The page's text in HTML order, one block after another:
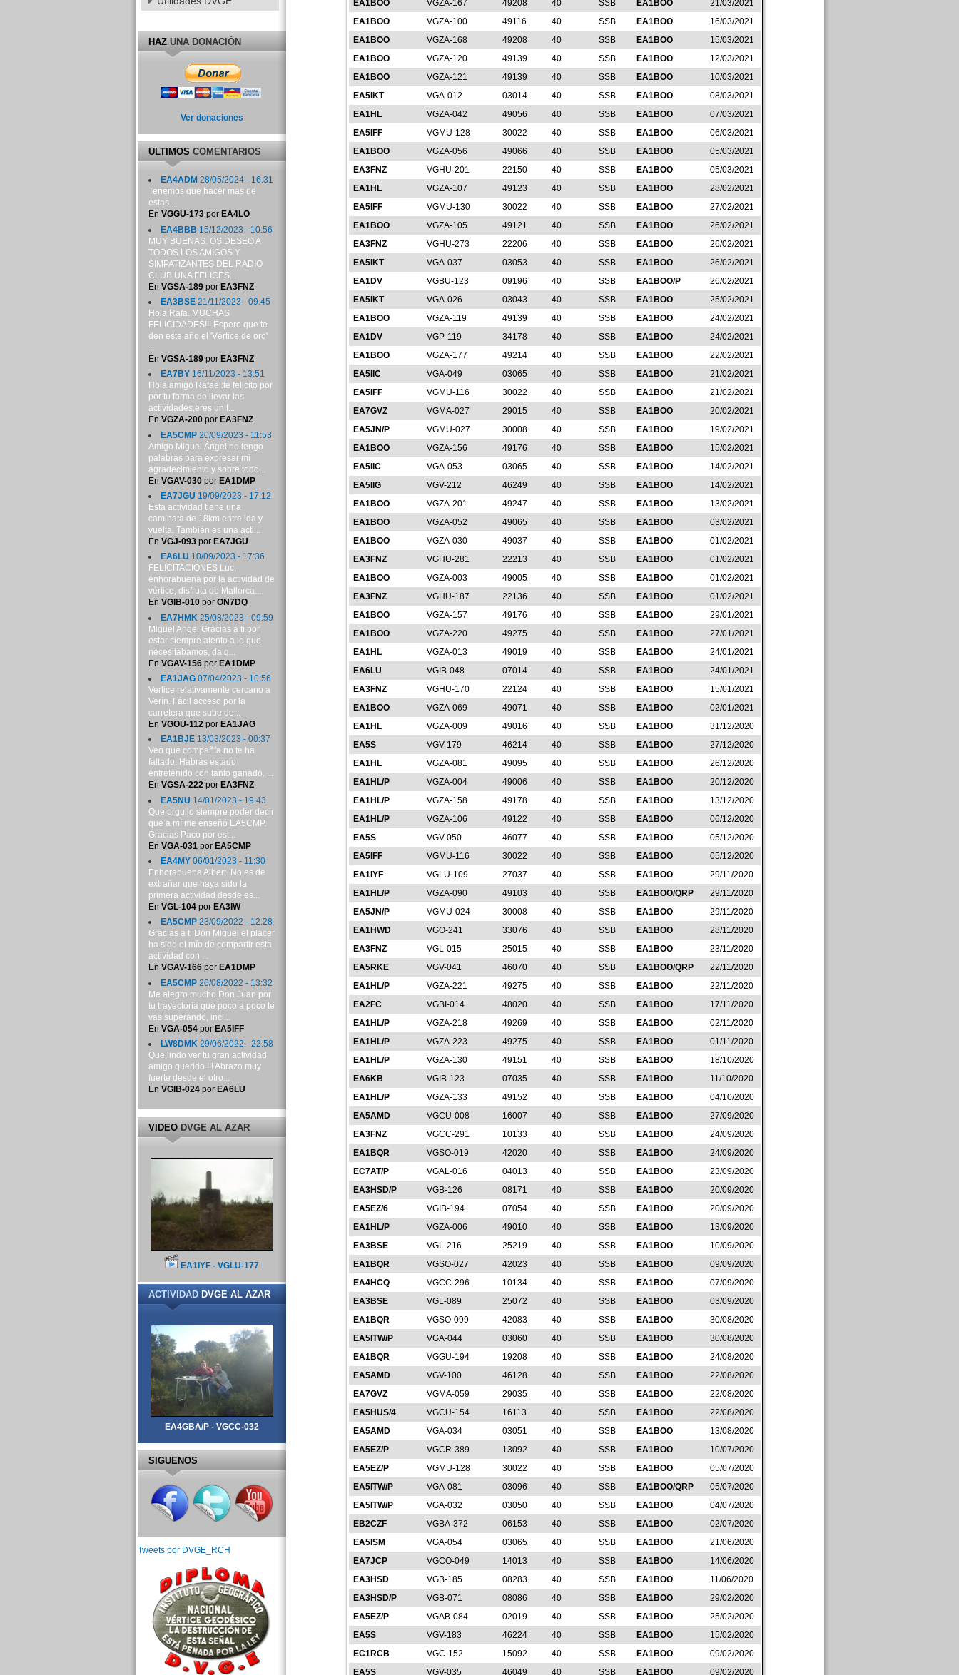
EA1BOO
VGZA-167 49208 40 SSB EA1BOO
21/03/2021
EA1BOO
VGZA-100 49116 40 SSB EA1BOO
16/03/2021
EA1BOO
VGZA-168 49208 40 SSB EA1BOO
15/03/2021
EA1BOO
VGZA-120 49139 40 SSB EA1BOO
12/03/2021
EA1BOO
VGZA-121 49139 40 SSB EA1BOO
10/03/2021
EA5IKT
VGA-012 03014 40 SSB EA1BOO
08/03/2021
EA1HL
VGZA-042 49056 40 SSB EA1BOO
07/03/2021
EA5IFF
VGMU-128 30022 40 SSB EA1BOO
06/03/2021
EA1BOO
VGZA-056 49066 40 SSB EA1BOO
05/03/2021
EA3FNZ
VGHU-201 22150 40 SSB EA1BOO
05/03/2021
EA1HL
VGZA-107 49123 40 SSB EA1BOO
28/02/2021
EA5IFF
VGMU-130 30022 40 SSB EA1BOO
27/02/2021
EA1BOO
VGZA-105 49121 40 SSB EA1BOO
26/02/2021
EA3FNZ
VGHU-273 22206 40 SSB EA1BOO
26/02/2021
EA5IKT
VGA-037 03053 40 SSB EA1BOO
26/02/2021
EA1DV
VGBU-123 09196 40 SSB EA1BOO/P
26/02/2021
EA5IKT
VGA-026 03043 40 SSB EA1BOO
25/02/2021
EA1BOO
VGZA-119 49139 40 SSB EA1BOO
24/02/2021
EA1DV
VGP-119 34178 40 SSB EA1BOO
24/02/2021
EA1BOO
VGZA-177 49214 40 SSB EA1BOO
22/02/2021
EA5IIC
VGA-049 03065 40 SSB EA1BOO
21/02/2021
EA5IFF
VGMU-116 30022 40 SSB EA1BOO
21/02/2021
EA7GVZ
VGMA-027 29015 40 SSB EA1BOO
20/02/2021
EA5JN/P
VGMU-027 30008 40 SSB EA1BOO
19/02/2021
EA1BOO
VGZA-156 49176 40 SSB EA1BOO
15/02/2021
EA5IIC
VGA-053 03065 40 SSB EA1BOO
14/02/2021
EA5IIG
VGV-212 46249 40 SSB EA1BOO
14/02/2021
EA1BOO
VGZA-201 49247 40 SSB EA1BOO
13/02/2021
EA1BOO
VGZA-052 49065 40 SSB EA1BOO
03/02/2021
EA1BOO
VGZA-030 49037 40 SSB EA1BOO
01/02/2021
EA3FNZ
VGHU-281 22213 40 SSB EA1BOO
01/02/2021
EA1BOO
VGZA-003 49005 40 SSB EA1BOO
01/02/2021
EA3FNZ
VGHU-187 22136 40 SSB EA1BOO
01/02/2021
EA1BOO
VGZA-157 49176 40 SSB EA1BOO
29/01/2021
EA1BOO
VGZA-220 49275 40 SSB EA1BOO
27/01/2021
EA1HL
VGZA-013 49019 40 SSB EA1BOO
24/01/2021
EA6LU
VGIB-048 07014 40 SSB EA1BOO
24/01/2021
EA3FNZ
VGHU-170 22124 40 SSB EA1BOO
15/01/2021
EA1BOO
VGZA-069 49071 40 SSB EA1BOO
02/01/2021
EA1HL
VGZA-009 49016 40 SSB EA1BOO
31/12/2020
EA5S
VGV-179 46214 40 SSB EA1BOO
27/12/2020
EA1HL
VGZA-081 49095 40 SSB EA1BOO
26/12/2020
EA1HL/P
VGZA-004 49006 40 SSB EA1BOO
20/12/2020
EA1HL/P
VGZA-158 49178 40 SSB EA1BOO
13/12/2020
EA1HL/P
VGZA-106 49122 40 SSB EA1BOO
06/12/2020
EA5S
VGV-050 46077 40 SSB EA1BOO
05/12/2020
EA5IFF
VGMU-116 30022 40 SSB EA1BOO
05/12/2020
EA1IYF
VGLU-109 27037 40 SSB EA1BOO
29/11/2020
EA1HL/P
VGZA-090 49103 40 SSB EA1BOO/QRP
29/11/2020
EA5JN/P
VGMU-024 30008 40 SSB EA1BOO
29/11/2020
EA1HWD
VGO-241 33076 40 SSB EA1BOO
28/11/2020
EA3FNZ
VGL-015 25015 40 SSB EA1BOO
23/11/2020
EA5RKE
VGV-041 46070 40 SSB EA1BOO/QRP
22/11/2020
EA1HL/P
VGZA-221 49275 40 SSB EA1BOO
22/11/2020
EA2FC
VGBI-014 48020 40 SSB EA1BOO
17/11/2020
EA1HL/P
VGZA-218 49269 40 SSB EA1BOO
02/11/2020
EA1HL/P
VGZA-223 49275 40 SSB EA1BOO
01/11/2020
EA1HL/P
VGZA-130 49151 40 SSB EA1BOO
18/10/2020
EA6KB
VGIB-123 07035 40 SSB EA1BOO
11/10/2020
EA1HL/P
VGZA-133 49152 40 SSB EA1BOO
04/10/2020
EA5AMD
VGCU-008 16007 40 SSB EA1BOO
27/09/2020
EA3FNZ
VGCC-291 10133 40 SSB EA1BOO
24/09/2020
EA1BQR
VGSO-019 42020 40 SSB EA1BOO
24/09/2020
EC7AT/P
VGAL-016 04013 40 SSB EA1BOO
23/09/2020
EA3HSD/P
VGB-126 08171 40 SSB EA1BOO
20/09/2020
EA5EZ/6
VGIB-194 07054 40 SSB EA1BOO
20/09/2020
EA1HL/P
VGZA-006 49010 40 SSB EA1BOO
13/09/2020
EA3BSE
VGL-216 25219 40 SSB EA1BOO
10/09/2020
EA1BQR
VGSO-027 42023 40 SSB EA1BOO
09/09/2020
EA4HCQ
VGCC-296 10134 40 SSB EA1BOO
07/09/2020
EA3BSE
VGL-089 25072 40 SSB EA1BOO
03/09/2020
EA1BQR
VGSO-099 42083 40 SSB EA1BOO
30/08/2020
EA5ITW/P
VGA-044 03060 40 SSB EA1BOO
30/08/2020
EA1BQR
VGGU-194 19208 40 SSB EA1BOO
24/08/2020
EA5AMD
VGV-100 46128 40 SSB EA1BOO
22/08/2020
EA7GVZ
VGMA-059 29035 40 SSB EA1BOO
22/08/2020
EA5HUS/4
VGCU-154 16113 40 SSB EA1BOO
22/08/2020
EA5AMD
VGA-034 03051 40 SSB EA1BOO
13/08/2020
EA5EZ/P
VGCR-389 13092 40 SSB EA1BOO
10/07/2020
EA5EZ/P
VGMU-128 30022 40 SSB EA1BOO
05/07/2020
EA5ITW/P
VGA-081 03096 40 SSB EA1BOO/QRP
05/07/2020
EA5ITW/P
VGA-032 03050 40 SSB EA1BOO
04/07/2020
EB2CZF
VGBA-372 06153 40 SSB EA1BOO
02/07/2020
EA5ISM
VGA-054 03065 40 SSB EA1BOO
21/06/2020
EA7JCP
VGCO-049 14013 40 SSB EA1BOO
14/06/2020
EA3HSD
VGB-185 08283 40 SSB EA1BOO
11/06/2020
EA3HSD/P
VGB-071 08086 40 SSB EA1BOO
29/02/2020
EA5EZ/P
VGAB-084 02019 40 SSB EA1BOO
25/02/2020
EA5S
VGV-183 46224 40 SSB EA1BOO
15/02/2020
EC1RCB
VGC-152 15092 40 SSB EA1BOO
09/02/2020
EA5S
VGV-035 46049 40 SSB EA1BOO 09/02/2020
HAZUNA DONACIÓN
Ver donaciones
ULTIMOSCOMENTARIOS
EA4ADM 28/05/2024 - 16:31
Tenemos que hacer mas de
estas....
En VGGU-173por EA4LO
EA4BBB 15/12/2023 - 10:56
MUY BUENAS. OS DESEO A
TODOS LOS AMIGOS Y
SIMPATIZANTES DEL RADIO
CLUB UNA FELICES...
En VGSA-189por EA3FNZ
EA3BSE21/11/2023 - 09:45
Hola Rafa. MUCHAS
FELICIDADES!!! Espero que te
den este año el 'Vértice de oro'
...
En VGSA-189por EA3FNZ
EA7BY16/11/2023 - 13:51
Hola amigo Rafael:te felicito por
por tu forma de llevar las
actividades,eres un f...
En VGZA-200por EA3FNZ
EA5CMP20/09/2023 - 11:53
Amigo Miguel Ángel no tengo
palabras para expresar mi
agradecimiento y sobre todo...
En VGAV-030por EA1DMP
EA7JGU 19/09/2023 - 17:12
Esta actividad tiene una
caminata de 18km entre ida y
vuelta. También es una acti...
En VGJ-093por EA7JGU
EA6LU 10/09/2023 - 17:36
FELICITACIONES Luc,
enhorabuena por la actividad de
vértice, disfruta de Mallorca...
En VGIB-010por ON7DQ
EA7HMK 25/08/2023 - 09:59
Miguel Angel Gracias a ti por
estar siempre atento a lo que
necesitábamos, da g...
En VGAV-156por EA1DMP
EA1JAG07/04/2023 - 10:56
Vertice relativamente cercano a
Verín. Fácil acceso por la
carretera que sube de...
En VGOU-112por EA1JAG
EA1BJE13/03/2023 - 00:37
Veo que compañía no te ha
faltado. Habrás estado
entretenido con tanto ganado. ...
En VGSA-222por EA3FNZ
EA5NU 14/01/2023 - 19:43
Que orgullo siempre poder decir
que a mí me enseñó EA5CMP.
Gracias Paco por est...
En VGA-031 por EA5CMP
EA4MY06/01/2023 - 11:30
Enhorabuena Albert. No es de
extrañar que haya sido la
primera actividad desde es...
En VGL-104por EA3IW
EA5CMP23/09/2022 - 12:28
Gracias a ti Don Miguel el placer
ha sido el mío de compartir esta
actividad con ...
En VGAV-166por EA1DMP
EA5CMP26/08/2022 - 13:32
Me alegro mucho Don Juan por
tu trayectoria que poco a poco te
vas superando, incl...
En VGA-054por EA5IFF
LW8DMK29/06/2022 - 22:58
Que lindo ver tu gran actividad
amigo querido !!! Abrazo muy
fuerte desde el otro...
En VGIB-024por EA6LU
VIDEODVGE AL AZAR
EA1IYF - VGLU-177
ACTIVIDADDVGE AL AZAR
EA4GBA/P - VGCC-032
SIGUENOS
Tweets por DVGE_RCH